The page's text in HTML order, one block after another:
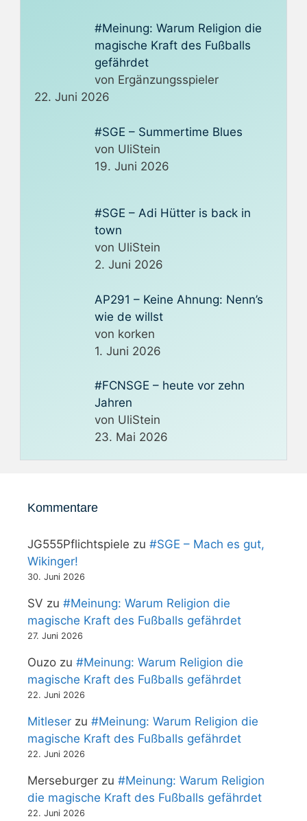
#Meinung: Warum Religion die
magische Kraft des Fußballs
gefährdet
von Ergänzungsspieler
22. Juni 2026
#SGE – Summertime Blues
von UliStein
19. Juni 2026
#SGE – Adi Hütter is back in
town
von UliStein
2. Juni 2026
AP291 – Keine Ahnung: Nenn’s
wie de willst
von korken
1. Juni 2026
#FCNSGE – heute vor zehn
Jahren
von UliStein
23. Mai 2026
Kommentare
JG555Pflichtspiele zu #SGE – Mach es gut,
Wikinger!
30. Juni 2026
SV zu #Meinung: Warum Religion die
magische Kraft des Fußballs gefährdet
27. Juni 2026
Ouzo zu #Meinung: Warum Religion die
magische Kraft des Fußballs gefährdet
22. Juni 2026
Mitleser zu #Meinung: Warum Religion die
magische Kraft des Fußballs gefährdet
22. Juni 2026
Merseburger zu #Meinung: Warum Religion
die magische Kraft des Fußballs gefährdet
22. Juni 2026